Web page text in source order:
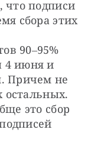
что подписи
сбора этих
90‒95%
4 июня и
Причем не
остальных.
это сбор